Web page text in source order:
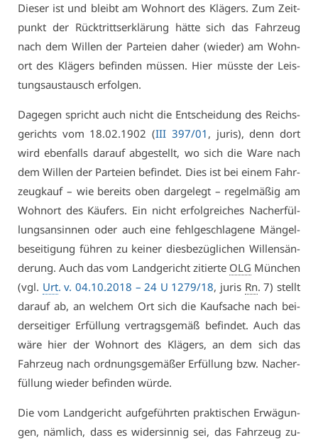
Die­ser ist und bleibt am Wohn­ort des Klä­gers. Zum Zeit­
punkt der Rück­tritts­er­klä­rung hät­te sich das Fahr­zeug
nach dem Wil­len der Par­tei­en da­her (wie­der) am Wohn­
ort des Klä­gers be­fin­den müs­sen. Hier müss­te der Leis­
tungs­aus­tausch er­fol­gen.
Da­ge­gen spricht auch nicht die Ent­schei­dung des Reichs­
ge­richts vom 18.02.1902 (III 397/01 , ju­ris), denn dort
wird eben­falls dar­auf ab­ge­stellt, wo sich die Wa­re nach
dem Wil­len der Par­tei­en be­fin­det. Dies ist bei ei­nem Fahr­
zeug­kauf – wie be­reits oben dar­ge­legt – re­gel­mä­ßig am
Wohn­ort des Käu­fers. Ein nicht er­folg­rei­ches Nach­er­fül­
lungs­an­sin­nen oder auch ei­ne fehl­ge­schla­ge­ne Män­gel­
be­sei­ti­gung füh­ren zu kei­ner dies­be­züg­li­chen Wil­lens­än­
de­rung. Auch das vom Land­ge­richt zi­tier­te OLG Mün­chen
(vgl. Urt. v. 04.10.2018 – 24 U 1279/18, ju­ris Rn. 7) stellt
dar­auf ab, an wel­chem Ort sich die Kauf­sa­che nach bei­
der­sei­ti­ger Er­fül­lung ver­trags­ge­mäß be­fin­det. Auch das
wä­re hier der Wohn­ort des Klä­gers, an dem sich das
Fahr­zeug nach ord­nungs­ge­mä­ßer Er­fül­lung bzw. Nach­er­
fül­lung wie­der be­fin­den wür­de.
Die vom Land­ge­richt auf­ge­führ­ten prak­ti­schen Er­wä­gun­
gen, näm­lich, dass es wi­der­sin­nig sei, das Fahr­zeug zu­